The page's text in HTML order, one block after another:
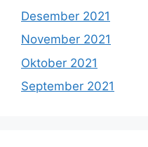
Desember 2021
November 2021
Oktober 2021
September 2021